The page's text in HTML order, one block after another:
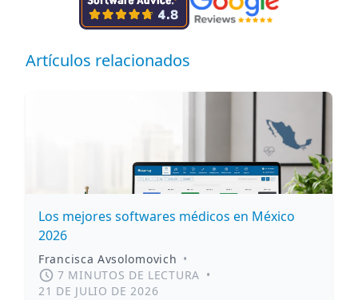
Artículos relacionados
Los mejores softwares médicos en México
2026
Francisca Avsolomovich •
7 MINUTOS DE LECTURA •
21 DE JULIO DE 2026